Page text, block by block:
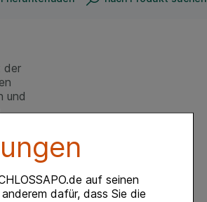
auf seinen
dafür, dass Sie die
der
und
Das